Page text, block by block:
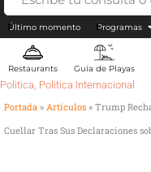
Último momento Programas
Restaurants Guía de Playas
Politica, Politica Internacional
Portada » Artículos » Trump
Cuellar Tras Sus Declaraciones